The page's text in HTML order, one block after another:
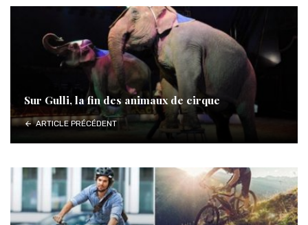
Sur Gulli, la fin des animaux de cirque
ARTICLE PRÉCÉDENT